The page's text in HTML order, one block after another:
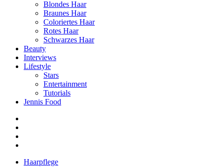
Blondes Haar
Braunes Haar
Coloriertes Haar
Rotes Haar
Schwarzes Haar
Beauty
Interviews
Lifestyle
Stars
Entertainment
Tutorials
Jennis Food
Haarpflege